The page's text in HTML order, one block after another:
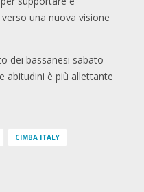
una nuova visione
dei bassanesi sabato
abitudini è più allettante
CIMBA ITALY